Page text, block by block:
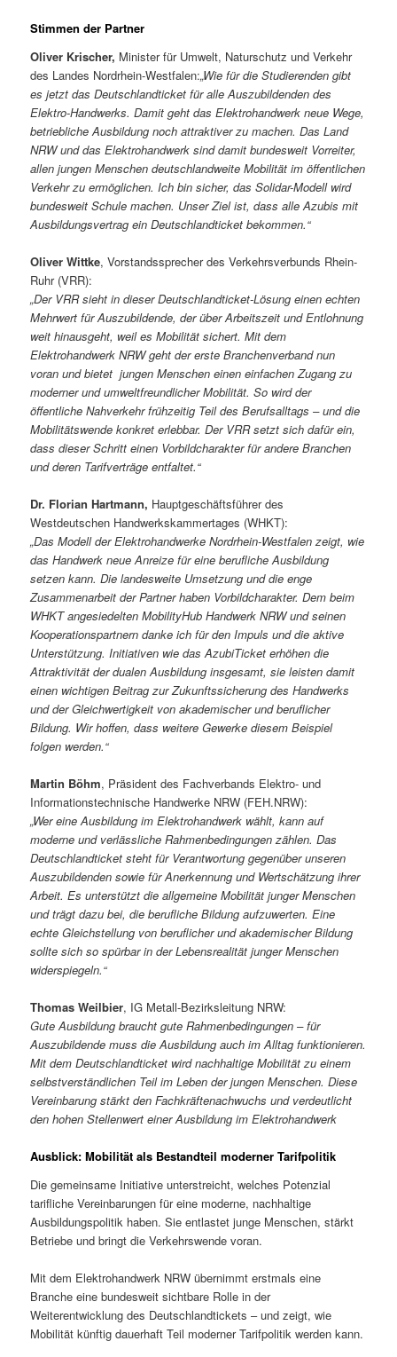
Stimmen der Partner
Oliver Krischer, Minister für Umwelt, Naturschutz und Verkehr
des Landes Nordrhein-Westfalen:„Wie für die Studierenden gibt
es jetzt das Deutschlandticket für alle Auszubildenden des
Elektro-Handwerks. Damit geht das Elektrohandwerk neue Wege,
betriebliche Ausbildung noch attraktiver zu machen. Das Land
NRW und das Elektrohandwerk sind damit bundesweit Vorreiter,
allen jungen Menschen deutschlandweite Mobilität im öffentlichen
Verkehr zu ermöglichen. Ich bin sicher, das Solidar-Modell wird
bundesweit Schule machen. Unser Ziel ist, dass alle Azubis mit
Ausbildungsvertrag ein Deutschlandticket bekommen.“
Oliver Wittke, Vorstandssprecher des Verkehrsverbunds Rhein-
Ruhr (VRR):
„Der VRR sieht in dieser Deutschlandticket-Lösung einen echten
Mehrwert für Auszubildende, der über Arbeitszeit und Entlohnung
weit hinausgeht, weil es Mobilität sichert. Mit dem
Elektrohandwerk NRW geht der erste Branchenverband nun
voran und bietet jungen Menschen einen einfachen Zugang zu
moderner und umweltfreundlicher Mobilität. So wird der
öffentliche Nahverkehr frühzeitig Teil des Berufsalltags – und die
Mobilitätswende konkret erlebbar. Der VRR setzt sich dafür ein,
dass dieser Schritt einen Vorbildcharakter für andere Branchen
und deren Tarifverträge entfaltet.“
Dr. Florian Hartmann, Hauptgeschäftsführer des
Westdeutschen Handwerkskammertages (WHKT):
„Das Modell der Elektrohandwerke Nordrhein-Westfalen zeigt, wie
das Handwerk neue Anreize für eine berufliche Ausbildung
setzen kann. Die landesweite Umsetzung und die enge
Zusammenarbeit der Partner haben Vorbildcharakter. Dem beim
WHKT angesiedelten MobilityHub Handwerk NRW und seinen
Kooperationspartnern danke ich für den Impuls und die aktive
Unterstützung. Initiativen wie das AzubiTicket erhöhen die
Attraktivität der dualen Ausbildung insgesamt, sie leisten damit
einen wichtigen Beitrag zur Zukunftssicherung des Handwerks
und der Gleichwertigkeit von akademischer und beruflicher
Bildung. Wir hoffen, dass weitere Gewerke diesem Beispiel
folgen werden.“
Martin Böhm, Präsident des Fachverbands Elektro- und
Informationstechnische Handwerke NRW (FEH.NRW):
„Wer eine Ausbildung im Elektrohandwerk wählt, kann auf
moderne und verlässliche Rahmenbedingungen zählen. Das
Deutschlandticket steht für Verantwortung gegenüber unseren
Auszubildenden sowie für Anerkennung und Wertschätzung ihrer
Arbeit. Es unterstützt die allgemeine Mobilität junger Menschen
und trägt dazu bei, die berufliche Bildung aufzuwerten. Eine
echte Gleichstellung von beruflicher und akademischer Bildung
sollte sich so spürbar in der Lebensrealität junger Menschen
widerspiegeln.“
Thomas Weilbier, IG Metall-Bezirksleitung NRW:
Gute Ausbildung braucht gute Rahmenbedingungen – für
Auszubildende muss die Ausbildung auch im Alltag funktionieren.
Mit dem Deutschlandticket wird nachhaltige Mobilität zu einem
selbstverständlichen Teil im Leben der jungen Menschen. Diese
Vereinbarung stärkt den Fachkräftenachwuchs und verdeutlicht
den hohen Stellenwert einer Ausbildung im Elektrohandwerk
Ausblick: Mobilität als Bestandteil moderner Tarifpolitik
Die gemeinsame Initiative unterstreicht, welches Potenzial
tarifliche Vereinbarungen für eine moderne, nachhaltige
Ausbildungspolitik haben. Sie entlastet junge Menschen, stärkt
Betriebe und bringt die Verkehrswende voran.
Mit dem Elektrohandwerk NRW übernimmt erstmals eine
Branche eine bundesweit sichtbare Rolle in der
Weiterentwicklung des Deutschlandtickets – und zeigt, wie
Mobilität künftig dauerhaft Teil moderner Tarifpolitik werden kann.